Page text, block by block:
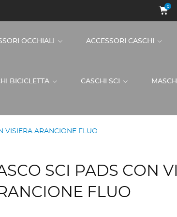
0
OCCHIALI ACCESSORI CASCHI
BICICLETTA CASCHI SCI
VISIERA ARANCIONE FLUO
SCI PADS CON
FLUO